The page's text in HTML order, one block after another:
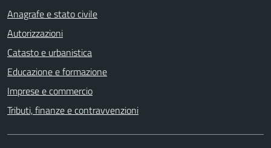
Anagrafe e stato civile
Autorizzazioni
Catasto e urbanistica
Educazione e formazione
Imprese e commercio
Tributi, finanze e contravvenzioni